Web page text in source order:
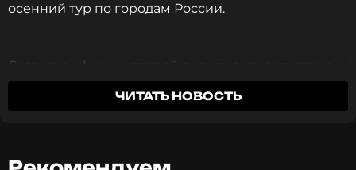
осенний тур по городам России.
Согласно афише, которой поделилась артистка в
личном блоге, у нее запланированы концерты в 17
городах. Первое после долгой паузы выступление
ЧИТАТЬ НОВОСТЬ